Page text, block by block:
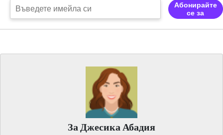
Абонирайте
се за
За Джесика Абадия